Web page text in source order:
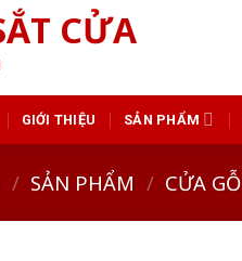
GIỚI THIỆU SẢN PHẨM
/ SẢN PHẨM / CỬA GỖ